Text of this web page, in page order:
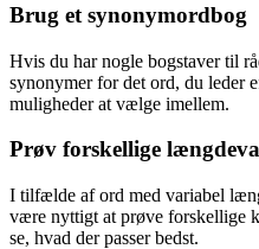
Brug et synonymordbog
Hvis du har nogle bogstaver til
synonymer for det ord, du leder
muligheder at vælge imellem.
Prøv forskellige
I tilfælde af ord med variabel
være nyttigt at prøve forskellige
se, hvad der passer bedst.